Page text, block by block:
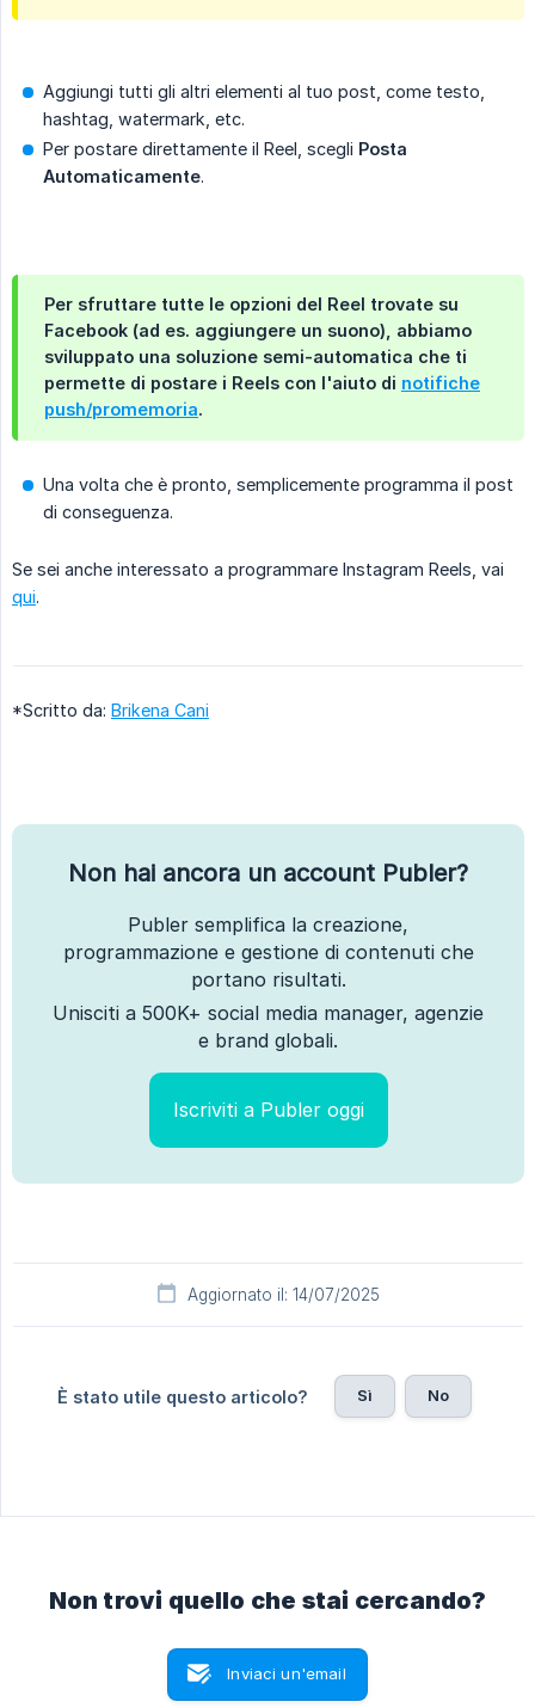
Aggiungi tutti gli altri elementi al tuo post, come testo,
hashtag, watermark, etc.
Per postare direttamente il Reel, scegli Posta
Automaticamente.
Per sfruttare tutte le opzioni del Reel trovate su
Facebook (ad es. aggiungere un suono), abbiamo
sviluppato una soluzione semi-automatica che ti
permette di postare i Reels con l'aiuto di notifiche
push/promemoria.
Una volta che è pronto, semplicemente programma il post
di conseguenza.
Se sei anche interessato a programmare Instagram Reels, vai
qui.
*Scritto da: Brikena Cani
Non hai ancora un account Publer?
Publer semplifica la creazione,
programmazione e gestione di contenuti che
portano risultati.
Unisciti a 500K+ social media manager, agenzie
e brand globali.
Iscriviti a Publer oggi
Aggiornato il: 14/07/2025
È stato utile questo articolo? Sì No
Non trovi quello che stai cercando?
Inviaci un'email